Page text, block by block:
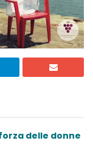
delle donne